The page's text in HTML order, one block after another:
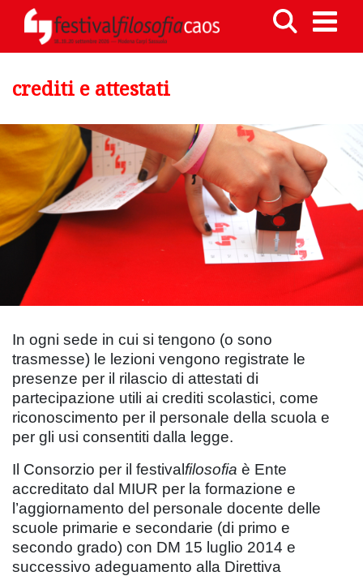
crediti e attestati
In ogni sede in cui si tengono (o sono
trasmesse) le lezioni vengono registrate le
presenze per il rilascio di attestati di
partecipazione utili ai crediti scolastici, come
riconoscimento per il personale della scuola e
per gli usi consentiti dalla legge.
Il Consorzio per il festivalfilosofia è Ente
accreditato dal MIUR per la formazione e
l’aggiornamento del personale docente delle
scuole primarie e secondarie (di primo e
secondo grado) con DM 15 luglio 2014 e
successivo adeguamento alla Direttiva